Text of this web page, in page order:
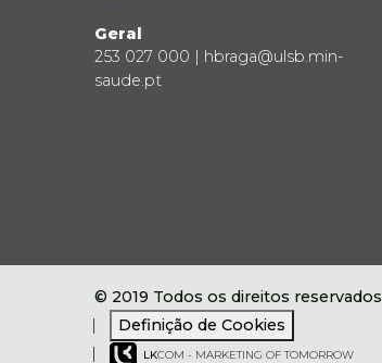
Geral
253 027 000 | hbraga@ulsb.min-
saude.pt
© 2019 Todos os direitos reservados
Definição de Cookies
LKCOM - MARKETING OF TOMORROW